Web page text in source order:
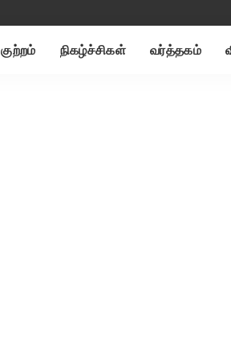
குற்றம் நிகழ்ச்சிகள் வர்த்தகம்